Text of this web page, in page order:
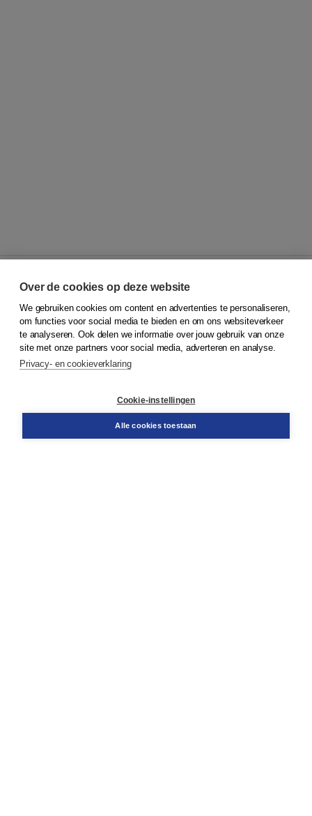
© 2026Koninklijke Boom uitgevers
Klantenservice
Service & informatie
Contact
Over de cookies op deze website
We gebruiken cookies om content en advertenties te personaliseren,
om functies voor social media te bieden en om ons websiteverkeer
te analyseren. Ook delen we informatie over jouw gebruik van onze
site met onze partners voor social media, adverteren en analyse.
Privacy- en cookieverklaring
Cookie-instellingen
Alle cookies toestaan